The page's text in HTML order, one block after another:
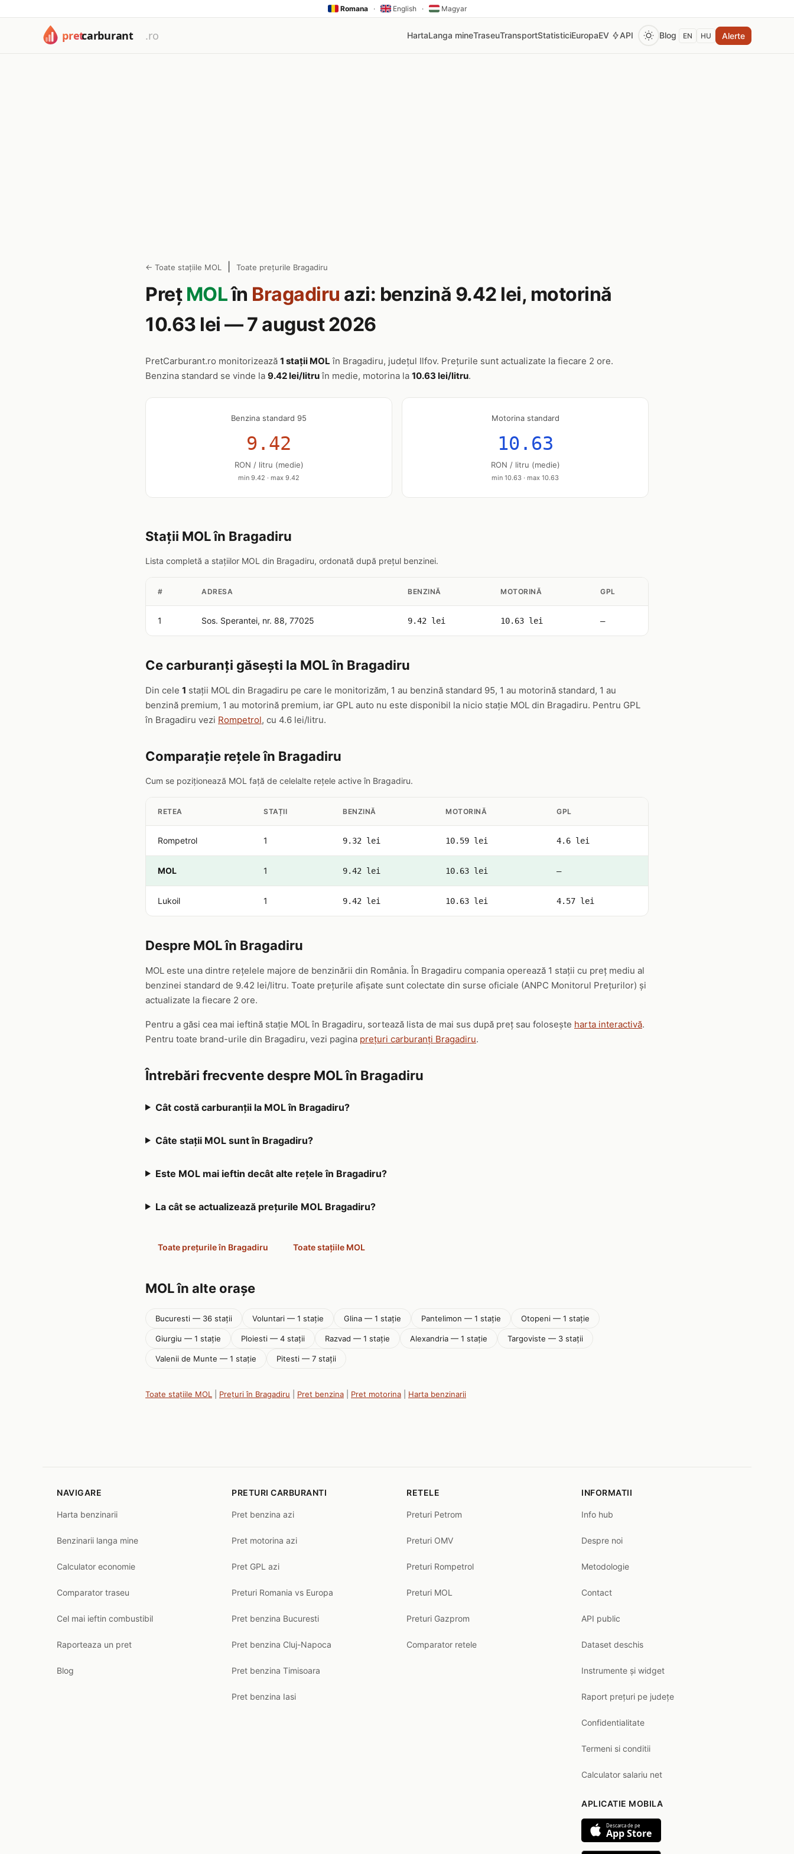
Romana · English · Magyar
HartaLanga mineTraseuTransportStatisticiEuropaEV API Blog EN HU Alerte
← Toate stațiile MOL Toate prețurile Bragadiru
Preț MOLîn Bragadiru azi: benzină 9.42 lei, motorină
10.63 lei — 7 august 2026
PretCarburant.ro monitorizează 1 stații MOL în Bragadiru, județul Ilfov. Prețurile sunt actualizate la fiecare 2 ore.
Benzina standard se vinde la 9.42 lei/litruîn medie, motorina la 10.63 lei/litru.
Benzina standard 95
9.42
RON / litru (medie)
min 9.42 · max 9.42
Motorina standard
10.63
RON / litru (medie)
min 10.63 · max 10.63
Stații MOL în Bragadiru
Lista completă a stațiilor MOL din Bragadiru, ordonată după prețul benzinei.
# ADRESA BENZINĂ MOTORINĂ GPL
1 Sos. Sperantei, nr. 88, 77025 9.42 lei 10.63 lei —
Ce carburanți găsești la MOL în Bragadiru
Din cele 1 stații MOL din Bragadiru pe care le monitorizăm, 1 au benzină standard 95, 1 au motorină standard, 1 au
benzină premium, 1 au motorină premium, iar GPL auto nu este disponibil la nicio stație MOL din Bragadiru. Pentru GPL
în Bragadiru vezi Rompetrol, cu 4.6 lei/litru.
Comparație rețele în Bragadiru
Cum se poziționează MOL față de celelalte rețele active în Bragadiru.
RETEA STAȚII BENZINĂ MOTORINĂ GPL
Rompetrol 1 9.32 lei 10.59 lei 4.6 lei
MOL 1 9.42 lei 10.63 lei —
Lukoil 1 9.42 lei 10.63 lei 4.57 lei
Despre MOL în Bragadiru
MOL este una dintre rețelele majore de benzinării din România. În Bragadiru compania operează 1 stații cu preț mediu al
benzinei standard de 9.42 lei/litru. Toate prețurile afișate sunt colectate din surse oficiale (ANPC Monitorul Prețurilor) și
actualizate la fiecare 2 ore.
Pentru a găsi cea mai ieftină stație MOL în Bragadiru, sortează lista de mai sus după preț sau folosește harta interactivă.
Pentru toate brand-urile din Bragadiru, vezi pagina prețuri carburanți Bragadiru.
Întrebări frecvente despre MOL în Bragadiru
Cât costă carburanții la MOL în Bragadiru?
Câte stații MOL sunt în Bragadiru?
Este MOL mai ieftin decât alte rețele în Bragadiru?
La cât se actualizează prețurile MOL Bragadiru?
Toate prețurile în Bragadiru Toate stațiile MOL
MOL în alte orașe
Bucuresti — 36 stații Voluntari — 1 stație Glina — 1 stație Pantelimon — 1 stație Otopeni — 1 stație
Giurgiu — 1 stație Ploiesti — 4 stații Razvad — 1 stație Alexandria — 1 stație Targoviste — 3 stații
Valenii de Munte — 1 stație Pitesti — 7 stații
Toate stațiile MOL Prețuri în Bragadiru Pret benzina Pret motorina Harta benzinarii
NAVIGARE
Harta benzinarii
Benzinarii langa mine
Calculator economie
Comparator traseu
Cel mai ieftin combustibil
Raporteaza un pret
Blog
PRETURI CARBURANTI
Pret benzina azi
Pret motorina azi
Pret GPL azi
Preturi Romania vs Europa
Pret benzina Bucuresti
Pret benzina Cluj-Napoca
Pret benzina Timisoara
Pret benzina Iasi
RETELE
Preturi Petrom
Preturi OMV
Preturi Rompetrol
Preturi MOL
Preturi Gazprom
Comparator retele
INFORMATII
Info hub
Despre noi
Metodologie
Contact
API public
Dataset deschis
Instrumente și widget
Raport prețuri pe județe
Confidentialitate
Termeni si conditii
Calculator salariu net
APLICATIE MOBILA
Descarca de pe
App Store